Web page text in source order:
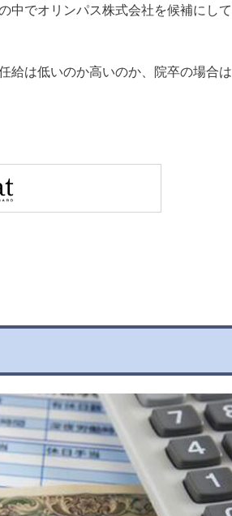
中でオリンパス株式会社を候補にして
給は低いのか高いのか、院卒の場合は